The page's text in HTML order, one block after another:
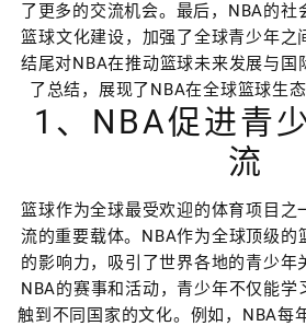
了更多的交流机会。最后，NBA的社
篮球文化建设，加强了全球青少年之
结尾对NBA在推动篮球未来发展与国
了总结，展现了NBA在全球篮球生
1、NBA促进青
流
篮球作为全球最受欢迎的体育项目之
流的重要载体。NBA作为全球顶级的
的影响力，吸引了世界各地的青少年
NBA的赛事和活动，青少年不仅能学
触到不同国家的文化。例如，NBA每